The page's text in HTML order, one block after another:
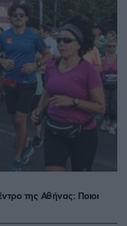
της Αθήνας: Ποιοι